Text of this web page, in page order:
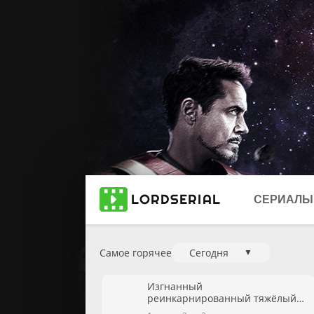
СЕРИАЛЫ
2025
Самое горячее Сегодня ▼
Изгнанный
реинкарнированный тяжёлый
рыцарь не имеет себе равных в